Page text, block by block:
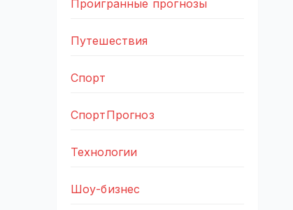
Проигранные прогнозы
Путешествия
Спорт
СпортПрогноз
Технологии
Шоу-бизнес